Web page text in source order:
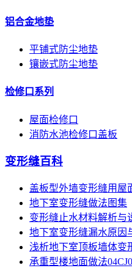
铝合金地垫
平铺式防尘地垫
镶嵌式防尘地垫
检修口系列
屋面检修口
消防水池检修口盖板
变形缝百科
盖板型外墙变形缝用屋
地下室变形缝做法图集
变形缝止水材料解析与
地下室变形缝漏水原因
浅析地下室顶板墙体变
承重型楼地面做法